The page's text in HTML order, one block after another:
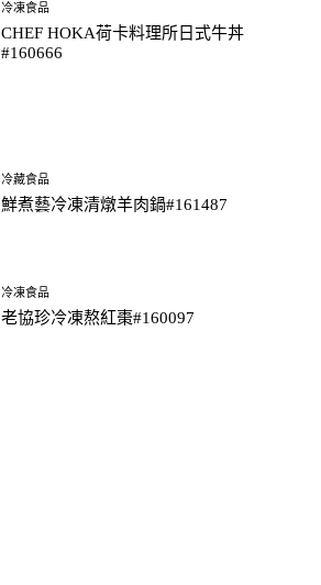
冷凍食品
CHEF HOKA荷卡料理所日式牛丼
#160666
冷藏食品
鮮煮藝冷凍清燉羊肉鍋#161487
冷凍食品
老協珍冷凍熬紅棗#160097